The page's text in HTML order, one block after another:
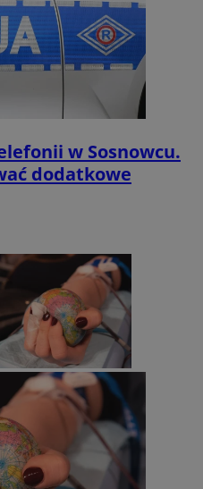
w Sosnowcu.
dodatkowe